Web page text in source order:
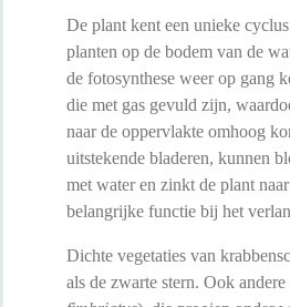
De plant kent een unieke
planten op de bodem van de
de fotosynthese weer op gang
die met gas gevuld zijn,
naar de oppervlakte omhoog
uitstekende bladeren, kunnen
met water en zinkt de plant
belangrijke functie bij het
Dichte vegetaties van
als de zwarte stern. Ook